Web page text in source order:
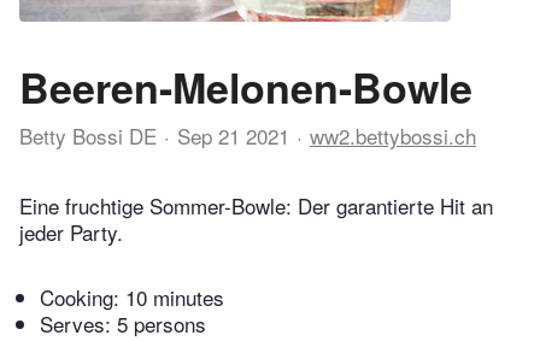
Beeren-Melonen-Bowle
Betty Bossi DE Sep 21 2021 ww2.bettybossi.ch
Eine fruchtige Sommer-Bowle: Der garantierte Hit an
jeder Party.
Cooking: 10 minutes
Serves: 5 persons